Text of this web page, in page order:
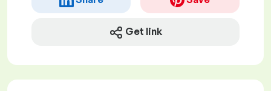
Get link